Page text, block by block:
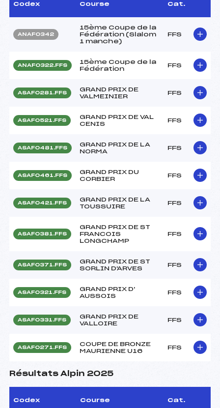
Codex Course Cat.
ANAF0342
15ème Coupe de la
Fédération (Slalom
1 manche)
FFS
ANAF0322.FFS
15ème Coupe de la
Fédération
FFS
ASAF0281.FFS
GRAND PRIX DE
VALMEINIER
FFS
ASAF0521.FFS
GRAND PRIX DE VAL
CENIS
FFS
ASAF0481.FFS
GRAND PRIX DE LA
NORMA
FFS
ASAF0461.FFS
GRAND PRIX DU
CORBIER
FFS
ASAF0421.FFS
GRAND PRIX DE LA
TOUSSUIRE
FFS
ASAF0381.FFS
GRAND PRIX DE ST
FRANCOIS
LONGCHAMP
FFS
ASAF0371.FFS
GRAND PRIX DE ST
SORLIN D'ARVES
FFS
ASAF0321.FFS
GRAND PRIX D'
AUSSOIS
FFS
ASAF0331.FFS
GRAND PRIX DE
VALLOIRE
FFS
ASAF0271.FFS
COUPE DE BRONZE
MAURIENNE U16
FFS
Résultats Alpin 2025
Codex Course Cat.